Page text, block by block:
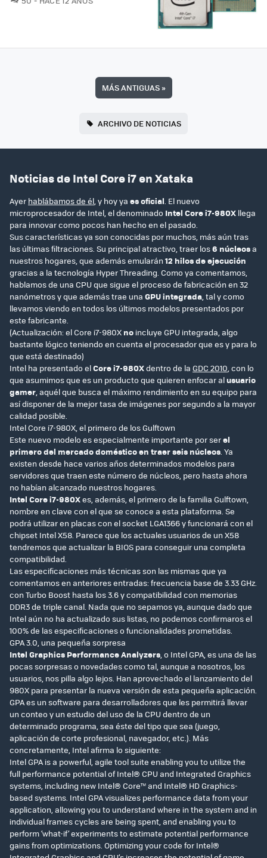
MÁS ANTIGUAS»
ARCHIVO DE NOTICIAS
Noticias de Intel Core i7 en Xataka
Ayer hablábamos de él, y hoy ya es oficial. El nuevo
microprocesador de Intel, el denominado Intel Core i7-980X llega
para innovar como pocos han hecho en el pasado.
Sus características ya son conocidas por muchos, más aún tras
las últimas filtraciones. Su principal atractivo, traer los6 núcleosa
nuestros hogares, que además emularán 12 hilos de ejecución
gracias a la tecnología Hyper Threading. Como ya comentamos,
hablamos de una CPU que sigue el proceso de fabricación en 32
nanómetros y que además trae una GPU integrada, tal y como
llevamos viendo en todos los últimos modelos presentados por
este fabricante.
(Actualización: el Core i7-980X no incluye GPU integrada, algo
bastante lógico teniendo en cuenta el procesador que es y para lo
que está destinado)
Intel ha presentado elCore i7-980Xdentro de la GDC 2010, con lo
que asumimos que es un producto que quieren enfocar alusuario
gamer, aquél que busca el máximo rendimiento en su equipo para
así disponer de la mejor tasa de imágenes por segundo a la mayor
calidad posible.
Intel Core i7-980X, el primero de los Gulftown
Este nuevo modelo es especialmente importante por serel
primero del mercado doméstico en traer seis núcleos. Ya
existen desde hace varios años determinados modelos para
servidores que traen este número de núcleos, pero hasta ahora
no habían alcanzado nuestros hogares.
Intel Core i7-980Xes, además, el primero de la familia Gulftown,
nombre en clave con el que se conoce a esta plataforma. Se
podrá utilizar en placas con el socket LGA1366 y funcionará con el
chipset Intel X58. Parece que los actuales usuarios de un X58
tendremos que actualizar la BIOS para conseguir una completa
compatibilidad.
Las especificaciones más técnicas son las mismas que ya
comentamos en anteriores entradas: frecuencia base de 3.33 GHz.
con Turbo Boost hasta los 3.6 y compatibilidad con memorias
DDR3 de triple canal. Nada que no sepamos ya, aunque dado que
Intel aún no ha actualizado sus listas, no podemos confirmaros el
100% de las especificaciones o funcionalidades prometidas.
GPA 3.0, una pequeña sorpresa
Intel Graphics Performance Analyzers, o Intel GPA, es una de las
pocas sorpresas o novedades como tal, aunque a nosotros, los
usuarios, nos pilla algo lejos. Han aprovechado el lanzamiento del
980X para presentar la nueva versión de esta pequeña aplicación.
GPA es un software para desarrolladores que les permitirá llevar
un conteo y un estudio del uso de la CPU dentro de un
determinado programa, sea éste del tipo que sea (juego,
aplicación de corte profesional, navegador, etc.). Más
concretamente, Intel afirma lo siguiente:
Intel GPA is a powerful, agile tool suite enabling you to utilize the
full performance potential of Intel® CPU and Integrated Graphics
systems, including new Intel® Core™ and Intel® HD Graphics-
based systems. Intel GPA visualizes performance data from your
application, allowing you to understand where in the system and in
individual frames cycles are being spent, and enabling you to
perform ‘what-if’ experiments to estimate potential performance
gains from optimizations. Optimizing your code for Intel®